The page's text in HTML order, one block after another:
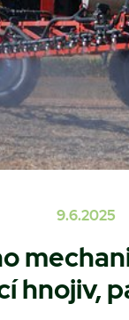
9.6.2025
hnojiv,